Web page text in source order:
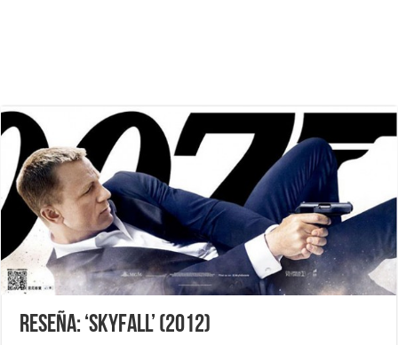
Reseña: ‘Skyfall’ (2012)